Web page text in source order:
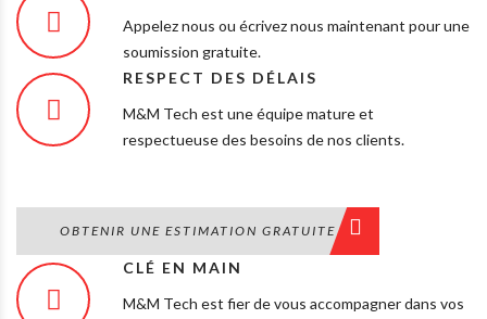
Appelez nous ou écrivez nous maintenant pour une
soumission gratuite.
RESPECT DES DÉLAIS
M&M Tech est une équipe mature et
respectueuse des besoins de nos clients.
OBTENIR UNE ESTIMATION GRATUITE
CLÉ EN MAIN
M&M Tech est fier de vous accompagner dans vos